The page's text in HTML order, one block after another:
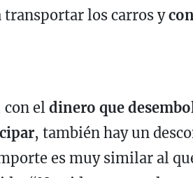
transportar los carros y
el dinero que
, también hay un
es muy similar al